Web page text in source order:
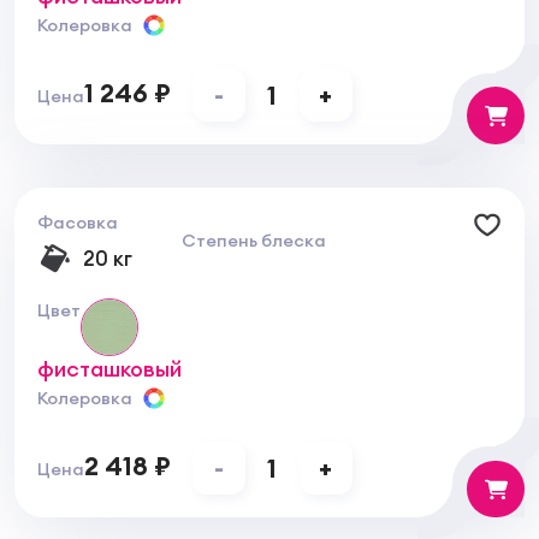
Колеровка
Цена1 246 ₽ - 1 +
Фасовка
20 кг
Степень блеска
Цвет
фисташковый
Колеровка
Цена2 418 ₽ - 1 +